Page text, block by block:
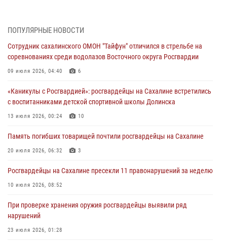
Восточного округа по комплексному единоборству
методические сборы с сотрудниками контрольно-технических
пунктов
30 июля 2026, 07:18
8 единиц огнестрельного оружия и 400 патронов изъяли
росгвардейцы у нарушителей на Сахалине
ПОПУЛЯРНЫЕ НОВОСТИ
Сотрудник сахалинского ОМОН "Тайфун" отличился в стрельбе на
соревнованиях среди водолазов Восточного округа Росгвардии
09 июля 2026, 04:40 6
«Каникулы с Росгвардией»: росгвардейцы на Сахалине встретились
с воспитанниками детской спортивной школы Долинска
13 июля 2026, 00:24 10
Память погибших товарищей почтили росгвардейцы на Сахалине
20 июля 2026, 06:32 3
Росгвардейцы на Сахалине пресекли 11 правонарушений за неделю
10 июля 2026, 08:52
При проверке хранения оружия росгвардейцы выявили ряд
нарушений
23 июля 2026, 01:28